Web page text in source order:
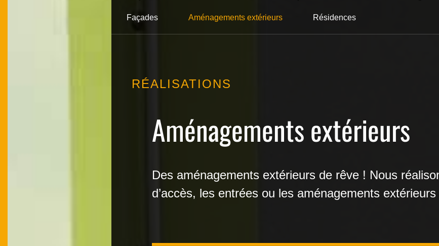
Façades Aménagements extérieurs Résidences
RÉALISATIONS
Aménagements extérieurs
Des aménagements extérieurs de rêve ! Nous
d’accès, les entrées ou les aménagements